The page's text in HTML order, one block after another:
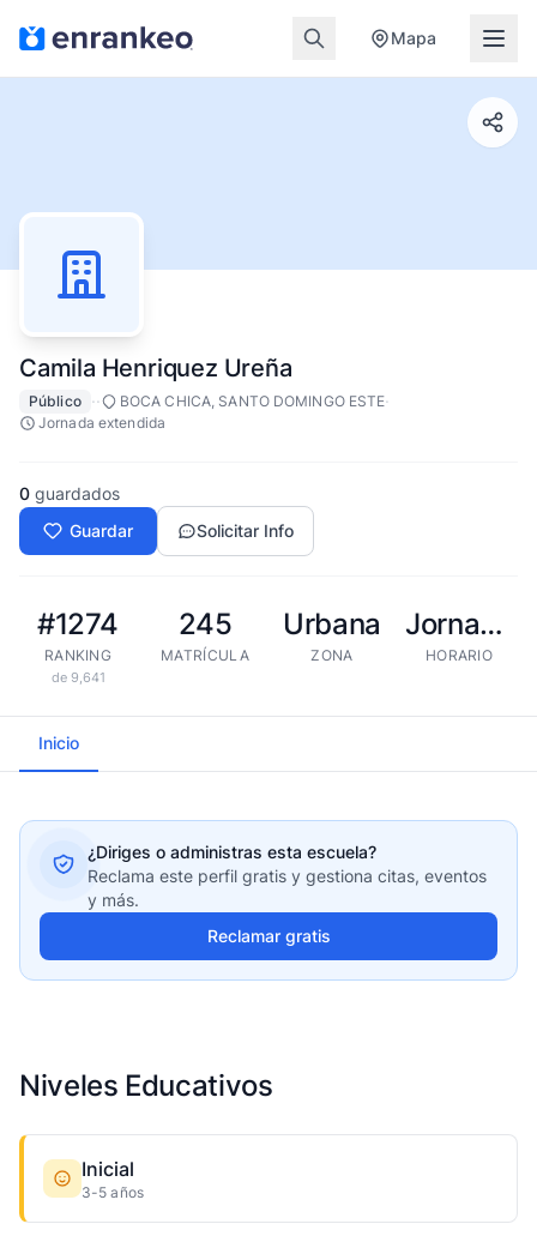
Mapa
Camila Henriquez Ureña
Público ·· BOCA CHICA, SANTO DOMINGO ESTE·
Jornada extendida
0 guardados
Guardar
Solicitar Info
#1274
RANKING
de 9,641
245
MATRÍCULA
Urbana
ZONA
Jornada extendida
HORARIO
Inicio
¿Diriges o administras esta escuela?
Reclama este perfil gratis y gestiona citas, eventos
y más.
Reclamar gratis
Niveles Educativos
Inicial
3-5 años